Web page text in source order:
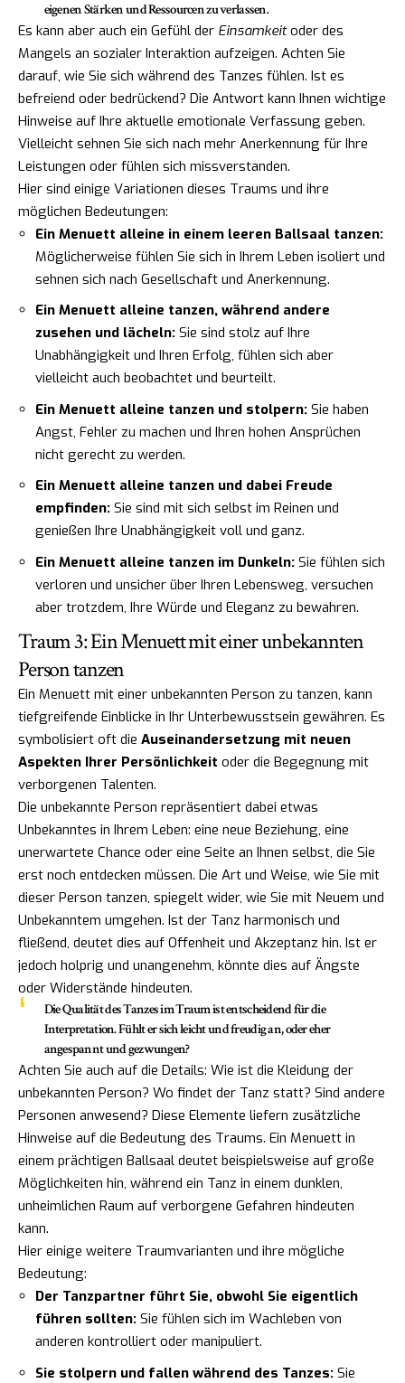
eigenen Stärken und Ressourcen zu verlassen.
Es kann aber auch ein Gefühl der Einsamkeitoder des
Mangels an sozialer Interaktion aufzeigen. Achten Sie
darauf, wie Sie sich während des Tanzes fühlen. Ist es
befreiend oder bedrückend? Die Antwort kann Ihnen wichtige
Hinweise auf Ihre aktuelle emotionale Verfassung geben.
Vielleicht sehnen Sie sich nach mehr Anerkennung für Ihre
Leistungen oder fühlen sich missverstanden.
Hier sind einige Variationen dieses Traums und ihre
möglichen Bedeutungen:
Ein Menuett alleine in einem leeren Ballsaal tanzen:
Möglicherweise fühlen Sie sich in Ihrem Leben isoliert und
sehnen sich nach Gesellschaft und Anerkennung.
Ein Menuett alleine tanzen, während andere
zusehen und lächeln: Sie sind stolz auf Ihre
Unabhängigkeit und Ihren Erfolg, fühlen sich aber
vielleicht auch beobachtet und beurteilt.
Ein Menuett alleine tanzen und stolpern: Sie haben
Angst, Fehler zu machen und Ihren hohen Ansprüchen
nicht gerecht zu werden.
Ein Menuett alleine tanzen und dabei Freude
empfinden: Sie sind mit sich selbst im Reinen und
genießen Ihre Unabhängigkeit voll und ganz.
Ein Menuett alleine tanzen im Dunkeln: Sie fühlen sich
verloren und unsicher über Ihren Lebensweg, versuchen
aber trotzdem, Ihre Würde und Eleganz zu bewahren.
Traum 3: Ein Menuett mit einer unbekannten
Person tanzen
Ein Menuett mit einer unbekannten Person zu tanzen, kann
tiefgreifende Einblicke in Ihr Unterbewusstsein gewähren. Es
symbolisiert oft die Auseinandersetzung mit neuen
Aspekten Ihrer Persönlichkeit oder die Begegnung mit
verborgenen Talenten.
Die unbekannte Person repräsentiert dabei etwas
Unbekanntes in Ihrem Leben: eine neue Beziehung, eine
unerwartete Chance oder eine Seite an Ihnen selbst, die Sie
erst noch entdecken müssen. Die Art und Weise, wie Sie mit
dieser Person tanzen, spiegelt wider, wie Sie mit Neuem und
Unbekanntem umgehen. Ist der Tanz harmonisch und
fließend, deutet dies auf Offenheit und Akzeptanz hin. Ist er
jedoch holprig und unangenehm, könnte dies auf Ängste
oder Widerstände hindeuten.
DieQualität des Tanzesim Traum ist entscheidend für die
Interpretation. Fühlt er sich leicht und freudig an, oder eher
angespannt und gezwungen?
Achten Sie auch auf die Details: Wie ist die Kleidung der
unbekannten Person? Wo findet der Tanz statt? Sind andere
Personen anwesend? Diese Elemente liefern zusätzliche
Hinweise auf die Bedeutung des Traums. Ein Menuett in
einem prächtigen Ballsaal deutet beispielsweise auf große
Möglichkeiten hin, während ein Tanz in einem dunklen,
unheimlichen Raum auf verborgene Gefahren hindeuten
kann.
Hier einige weitere Traumvarianten und ihre mögliche
Bedeutung:
Der Tanzpartner führt Sie, obwohl Sie eigentlich
führen sollten: Sie fühlen sich im Wachleben von
anderen kontrolliert oder manipuliert.
Sie stolpern und fallen während des Tanzes: Sie